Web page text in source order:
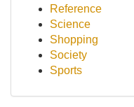
Reference
Science
Shopping
Society
Sports